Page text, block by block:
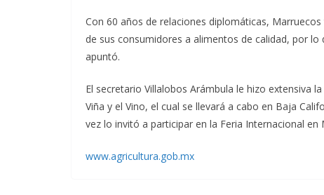
Con 60 años de relaciones diplomáticas,
de sus consumidores a alimentos de calidad, por
apuntó.
El secretario Villalobos Arámbula le hizo extensiva
Viña y el Vino, el cual se llevará a cabo en Baja
vez lo invitó a participar en la Feria Internacional en
www.agricultura.gob.mx